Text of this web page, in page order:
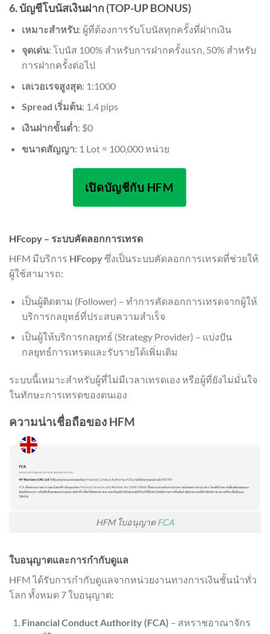
6. บัญชีโบนัสเงินฝาก (TOP-UP BONUS)
เหมาะสำหรับ: ผู้ที่ต้องการรับโบนัสทุกครั้งที่ฝากเงิน
จุดเด่น: โบนัส 100% สำหรับการฝากครั้งแรก, 50% สำหรับ
การฝากครั้งต่อไป
เลเวอเรจสูงสุด: 1:1000
Spread เริ่มต้น: 1.4 pips
เงินฝากขั้นต่ำ: $0
ขนาดสัญญา: 1 Lot = 100,000 หน่วย
เปิดบัญชีกับ HFM
HFcopy – ระบบคัดลอกการเทรด
HFM มีบริการ HFcopyซึ่งเป็นระบบคัดลอกการเทรดที่ช่วยให้
ผู้ใช้สามารถ:
เป็นผู้ติดตาม (Follower) – ทำการคัดลอกการเทรดจากผู้ให้
บริการกลยุทธ์ที่ประสบความสำเร็จ
เป็นผู้ให้บริการกลยุทธ์ (Strategy Provider) – แบ่งปัน
กลยุทธ์การเทรดและรับรายได้เพิ่มเติม
ระบบนี้เหมาะสำหรับผู้ที่ไม่มีเวลาเทรดเอง หรือผู้ที่ยังไม่มั่นใจ
ในทักษะการเทรดของตนเอง
ความน่าเชื่อถือของ HFM
HFM ใบอนุญาตFCA
ใบอนุญาตและการกำกับดูแล
HFM ได้รับการกำกับดูแลจากหน่วยงานทางการเงินชั้นนำทั่ว
โลก ทั้งหมด 7 ใบอนุญาต:
Financial Conduct Authority (FCA) – สหราชอาณาจักร